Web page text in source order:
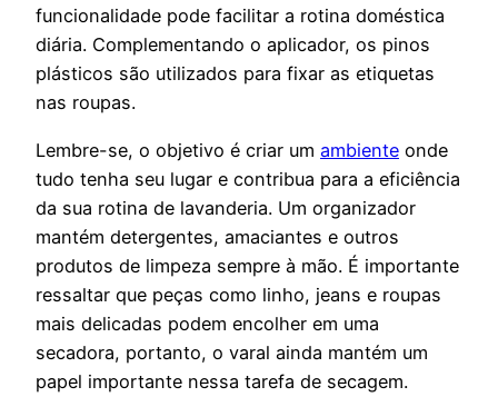
funcionalidade pode facilitar a rotina doméstica
diária. Complementando o aplicador, os pinos
plásticos são utilizados para fixar as etiquetas
nas roupas.
Lembre-se, o objetivo é criar um ambiente onde
tudo tenha seu lugar e contribua para a eficiência
da sua rotina de lavanderia. Um organizador
mantém detergentes, amaciantes e outros
produtos de limpeza sempre à mão. É importante
ressaltar que peças como linho, jeans e roupas
mais delicadas podem encolher em uma
secadora, portanto, o varal ainda mantém um
papel importante nessa tarefa de secagem.